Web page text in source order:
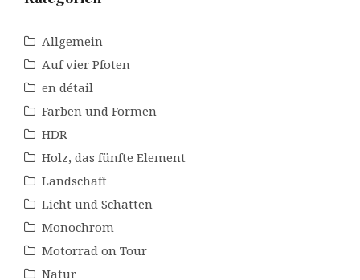
Allgemein
Auf vier Pfoten
en détail
Farben und Formen
HDR
Holz, das fünfte Element
Landschaft
Licht und Schatten
Monochrom
Motorrad on Tour
Natur